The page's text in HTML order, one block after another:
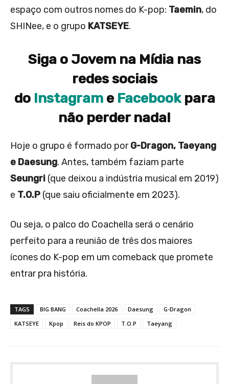
espaço com outros nomes do K-pop: Taemin, do
SHINee, e o grupo KATSEYE.
Siga o Jovem na Mídia nas
redes sociais
do Instagram e Facebookpara
não perder nada!
Hoje o grupo é formado porG-Dragon, Taeyang
e Daesung. Antes, também faziam parte
Seungri (que deixou a indústria musical em 2019)
e T.O.P (que saiu oficialmente em 2023).
Ou seja, o palco do Coachella será o cenário
perfeito para a reunião de três dos maiores
ícones do K-pop em um comeback que promete
entrar pra história.
TAGS BIG BANG Coachella 2026 Daesung
G-Dragon
KATSEYE
Kpop Reis do KPOP T.O.P Taeyang